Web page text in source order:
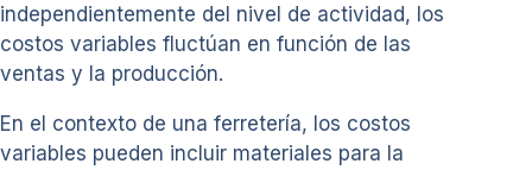
independientemente del nivel de actividad, los
costos variables fluctúan en función de las
ventas y la producción.
En el contexto de una ferretería, los costos
variables pueden incluir materiales para la